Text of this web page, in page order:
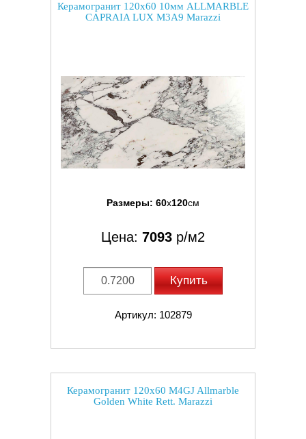
Керамогранит 120x60 10мм ALLMARBLE
CAPRAIA LUX M3A9 Marazzi
Размеры: 60x120см
Цена: 7093 р/м2
Купить
Артикул: 102879
Керамогранит 120x60 M4GJ Allmarble
Golden White Rett. Marazzi